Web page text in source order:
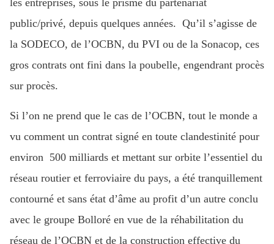
les entreprises, sous le prisme du partenariat
public/privé, depuis quelques années. Qu’il s’agisse de
la SODECO, de l’OCBN, du PVI ou de la Sonacop, ces
gros contrats ont fini dans la poubelle, engendrant procès
sur procès.
Si l’on ne prend que le cas de l’OCBN, tout le monde a
vu comment un contrat signé en toute clandestinité pour
environ 500 milliards et mettant sur orbite l’essentiel du
réseau routier et ferroviaire du pays, a été tranquillement
contourné et sans état d’âme au profit d’un autre conclu
avec le groupe Bolloré en vue de la réhabilitation du
réseau de l’OCBN et de la construction effective du